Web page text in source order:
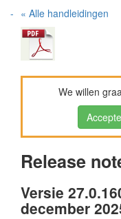
« Alle handleidingen
We willen
Release
Versie
december